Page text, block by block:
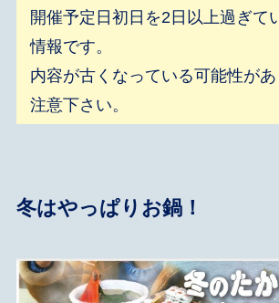
開催予定日初日を2日以上過ぎて
情報です。
内容が古くなっている可能性が
注意下さい。
冬はやっぱりお鍋！